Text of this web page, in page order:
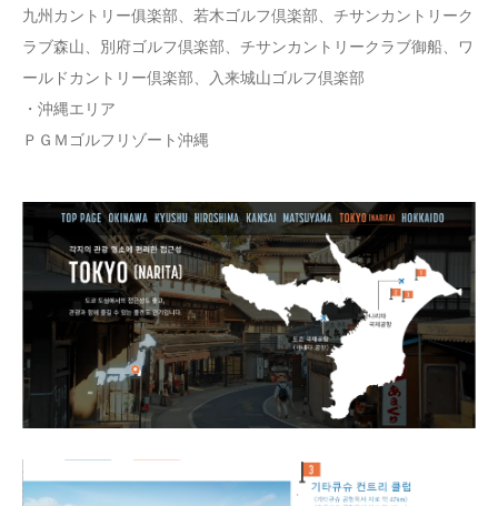
九州カントリー俱楽部、若木ゴルフ倶楽部、チサンカントリーク
ラブ森山、別府ゴルフ倶楽部、チサンカントリークラブ御船、ワ
ールドカントリー倶楽部、入来城山ゴルフ倶楽部
・沖縄エリア
ＰＧＭゴルフリゾート沖縄